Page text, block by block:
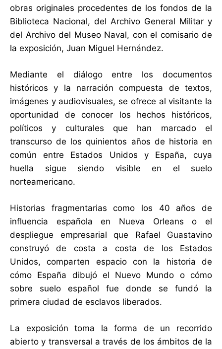
obras originales procedentes de los fondos de la
Biblioteca Nacional, del Archivo General Militar y
del Archivo del Museo Naval, con el comisario de
la exposición, Juan Miguel Hernández.
Mediante el diálogo entre los documentos
históricos y la narración compuesta de textos,
imágenes y audiovisuales, se ofrece al visitante la
oportunidad de conocer los hechos históricos,
políticos y culturales que han marcado el
transcurso de los quinientos años de historia en
común entre Estados Unidos y España, cuya
huella sigue siendo visible en el suelo
norteamericano.
Historias fragmentarias como los 40 años de
influencia española en Nueva Orleans o el
despliegue empresarial que Rafael Guastavino
construyó de costa a costa de los Estados
Unidos, comparten espacio con la historia de
cómo España dibujó el Nuevo Mundo o cómo
sobre suelo español fue donde se fundó la
primera ciudad de esclavos liberados.
La exposición toma la forma de un recorrido
abierto y transversal a través de los ámbitos de la